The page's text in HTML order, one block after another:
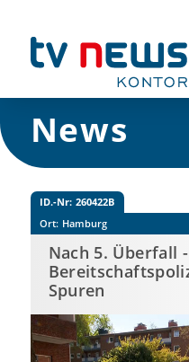
News
ID.-Nr: 260422B
Ort: Hamburg
Nach 5. Überfall -
Spuren